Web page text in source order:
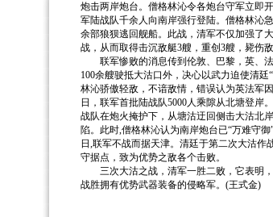
炮击两岸炮台。僧格林沁令各炮台守军立即
军陆战队千余人向南岸强行登陆。僧格林沁
余部狼狈逃回舰船。此战，清军不仅加强了
战，从而取得击沉敌艇3艘，重创3艘，毙伤敌
联军惨败的消息传到伦敦、巴黎，英、法
100余艘驶抵大沽口外，决心以武力迫使清
林沁骄傲轻敌，不谙敌情，错误认为英法军
日，联军首批陆战队5000人乘隙从北塘登岸
战队在炮火掩护下，从塘沽迂回侧击大沽北
陷。此时,僧格林沁认为南岸炮台已“万难守
日,联军不战而据天津。清廷于第二次大沽作
守据点，致为优势之敌各个击败。
三次大沽之战，清军一胜二败，它表明，
战胜拥有优势武器装备的侵略军。(王式金)